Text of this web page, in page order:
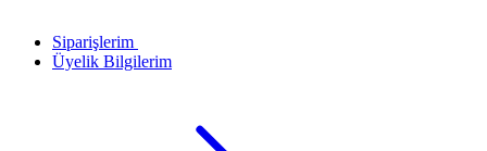
Siparişlerim
Üyelik Bilgilerim